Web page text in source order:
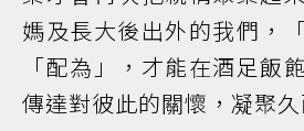
媽及長大後出外的我們，
「配為」，才能在酒足飯
傳達對彼此的關懷，凝聚